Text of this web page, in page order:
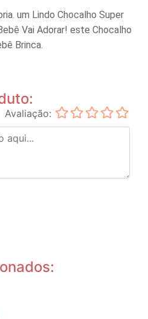
um Lindo Chocalho Super
Vai Adorar! este Chocalho
Brinca.
Avaliação: